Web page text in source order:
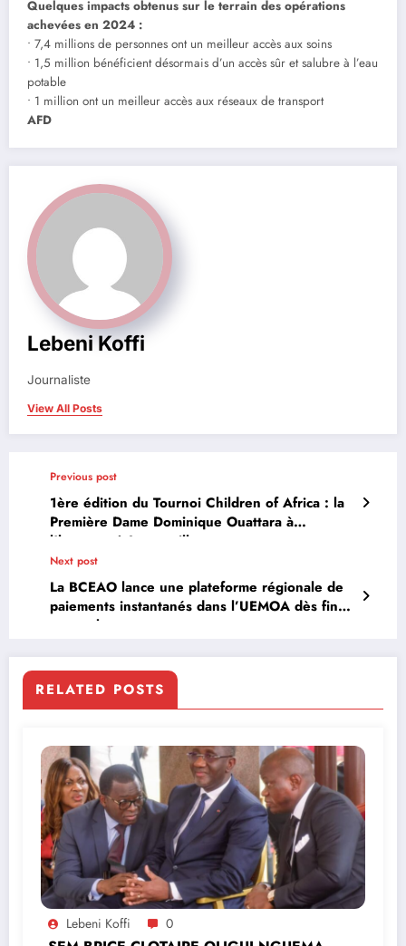
Quelques impacts obtenus sur le terrain des opérations
achevées en 2024 :
• 7,4 millions de personnes ont un meilleur accès aux soins
• 1,5 million bénéficient désormais d’un accès sûr et salubre à l’eau
potable
• 1 million ont un meilleur accès aux réseaux de transport
AFD
Lebeni Koffi
Journaliste
View All Posts
Previous post
1ère édition du Tournoi Children of Africa : la
Première Dame Dominique Ouattara à
l’honneur à Jacqueville
Next post
La BCEAO lance une plateforme régionale de
paiements instantanés dans l’UEMOA dès fin
septembre
RELATED POSTS
Lebeni Koffi 0